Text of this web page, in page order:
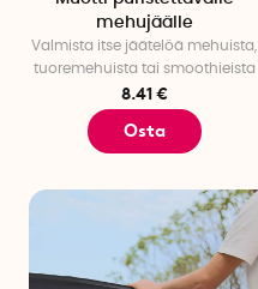
mehujäälle
Valmista itse jäätelöä mehuista,
tuoremehuista tai smoothieista
8.41 €
Osta